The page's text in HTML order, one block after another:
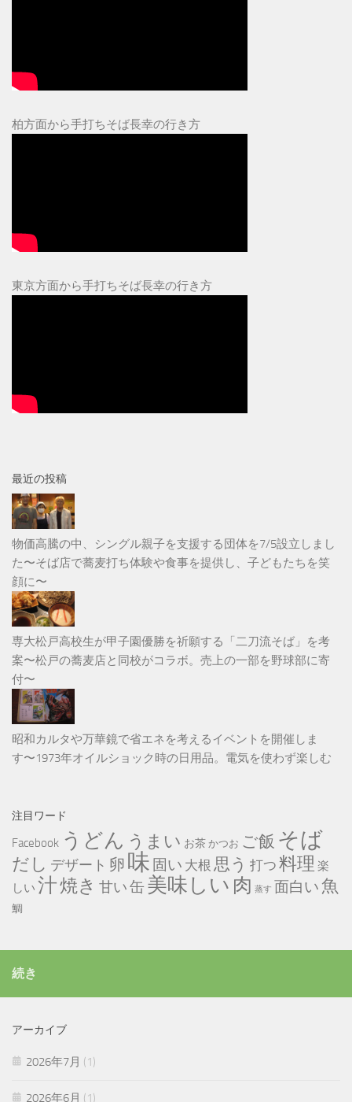
柏方面から手打ちそば長幸の行き方
東京方面から手打ちそば長幸の行き方
最近の投稿
物価高騰の中、シングル親子を支援する団体を7/5設立しまし
た〜そば店で蕎麦打ち体験や食事を提供し、子どもたちを笑
顔に〜
専大松戸高校生が甲子園優勝を祈願する「二刀流そば」を考
案〜松戸の蕎麦店と同校がコラボ。売上の一部を野球部に寄
付〜
昭和カルタや万華鏡で省エネを考えるイベントを開催しま
す〜1973年オイルショック時の日用品。電気を使わず楽しむ
注目ワード
Facebook うどん うまい お茶 かつお ご飯 そば
だし デザート 卵 味 固い 大根 思う 打つ 料理 楽
しい 汁焼き 甘い缶美味しい 肉 蒸す 面白い 魚
鯛
続き
アーカイブ
2026年7月 (1)
2026年6月 (1)